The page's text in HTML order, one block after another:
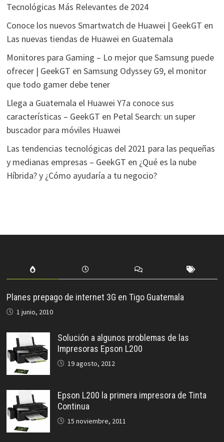
Tecnológicas Más Relevantes de 2024
Conoce los nuevos Smartwatch de Huawei | GeekGT en
Las nuevas tiendas de Huawei en Guatemala
Monitores para Gaming – Lo mejor que Samsung puede
ofrecer | GeekGT en Samsung Odyssey G9, el monitor
que todo gamer debe tener
Llega a Guatemala el Huawei Y7a conoce sus
características – GeekGT en Petal Search: un super
buscador para móviles Huawei
Las tendencias tecnológicas del 2021 para las pequeñas
y medianas empresas – GeekGT en ¿Qué es la nube
Híbrida? y ¿Cómo ayudaría a tu negocio?
Planes prepago de internet 3G en Tigo Guatemala
1 junio, 2010
Solución a algunos problemas de las
Impresoras Epson L200
19 agosto, 2012
Epson L200 la primera impresora de Tinta
Continua
15 noviembre, 2011